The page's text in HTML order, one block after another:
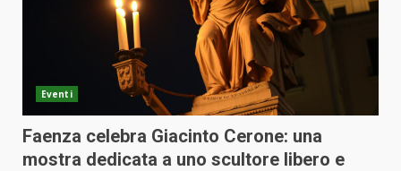
Eventi
Faenza celebra Giacinto Cerone: una
mostra dedicata a uno scultore libero e